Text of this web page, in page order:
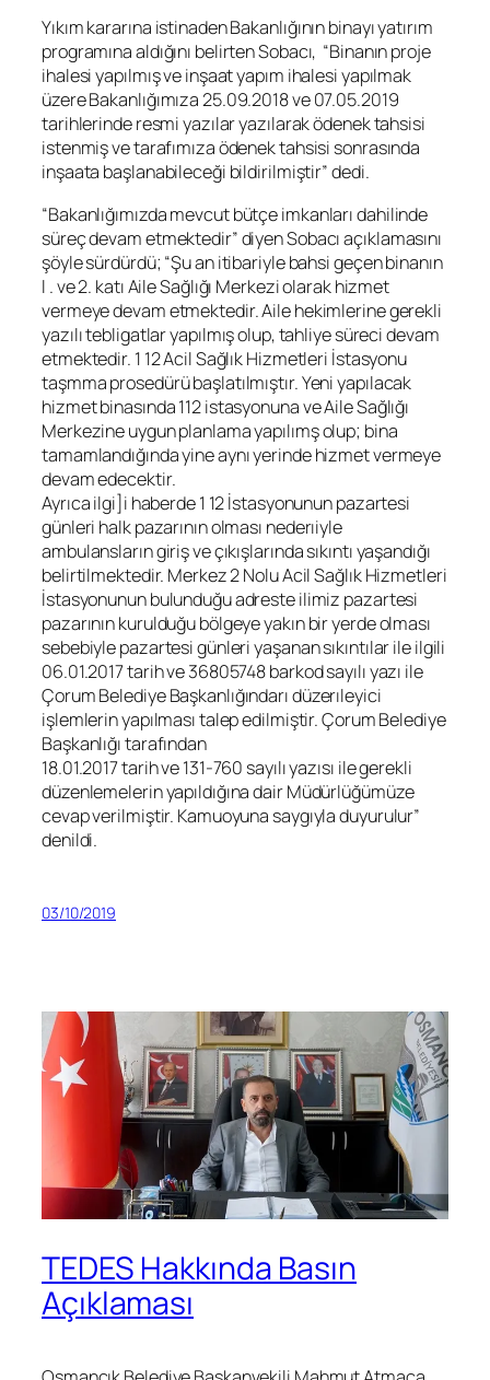
Yıkım kararına istinaden Bakanlığının binayı yatırım
programına aldığını belirten Sobacı, “Binanın proje
ihalesi yapılmış ve inşaat yapım ihalesi yapılmak
üzere Bakanlığımıza 25.09.2018 ve 07.05.2019
tarihlerinde resmi yazılar yazılarak ödenek tahsisi
istenmiş ve tarafımıza ödenek tahsisi sonrasında
inşaata başlanabileceği bildirilmiştir” dedi.
“Bakanlığımızda mevcut bütçe imkanları dahilinde
süreç devam etmektedir” diyen Sobacı açıklamasını
şöyle sürdürdü; “Şu an itibariyle bahsi geçen binanın
l . ve 2. katı Aile Sağlığı Merkezi olarak hizmet
vermeye devam etmektedir. Aile hekimlerine gerekli
yazılı tebligatlar yapılmış olup, tahliye süreci devam
etmektedir. 1 12 Acil Sağlık Hizmetleri İstasyonu
taşmma prosedürü başlatılmıştır. Yeni yapılacak
hizmet binasında 112 istasyonuna ve Aile Sağlığı
Merkezine uygun planlama yapılımş olup; bina
tamamlandığında yine aynı yerinde hizmet vermeye
devam edecektir.
Ayrıca ilgi]i haberde 1 12 İstasyonunun pazartesi
günleri halk pazarının olması nederıiyle
ambulansların giriş ve çıkışlarında sıkıntı yaşandığı
belirtilmektedir. Merkez 2 Nolu Acil Sağlık Hizmetleri
İstasyonunun bulunduğu adreste ilimiz pazartesi
pazarının kurulduğu bölgeye yakın bir yerde olması
sebebiyle pazartesi günleri yaşanan sıkıntılar ile ilgili
06.01.2017 tarih ve 36805748 barkod sayılı yazı ile
Çorum Belediye Başkanlığındarı düzerıleyici
işlemlerin yapılması talep edilmiştir. Çorum Belediye
Başkanlığı tarafından
18.01.2017 tarih ve 131-760 sayılı yazısı ile gerekli
düzenlemelerin yapıldığına dair Müdürlüğümüze
cevap verilmiştir. Kamuoyuna saygıyla duyurulur”
denildi.
03/10/2019
TEDES Hakkında Basın
Açıklaması